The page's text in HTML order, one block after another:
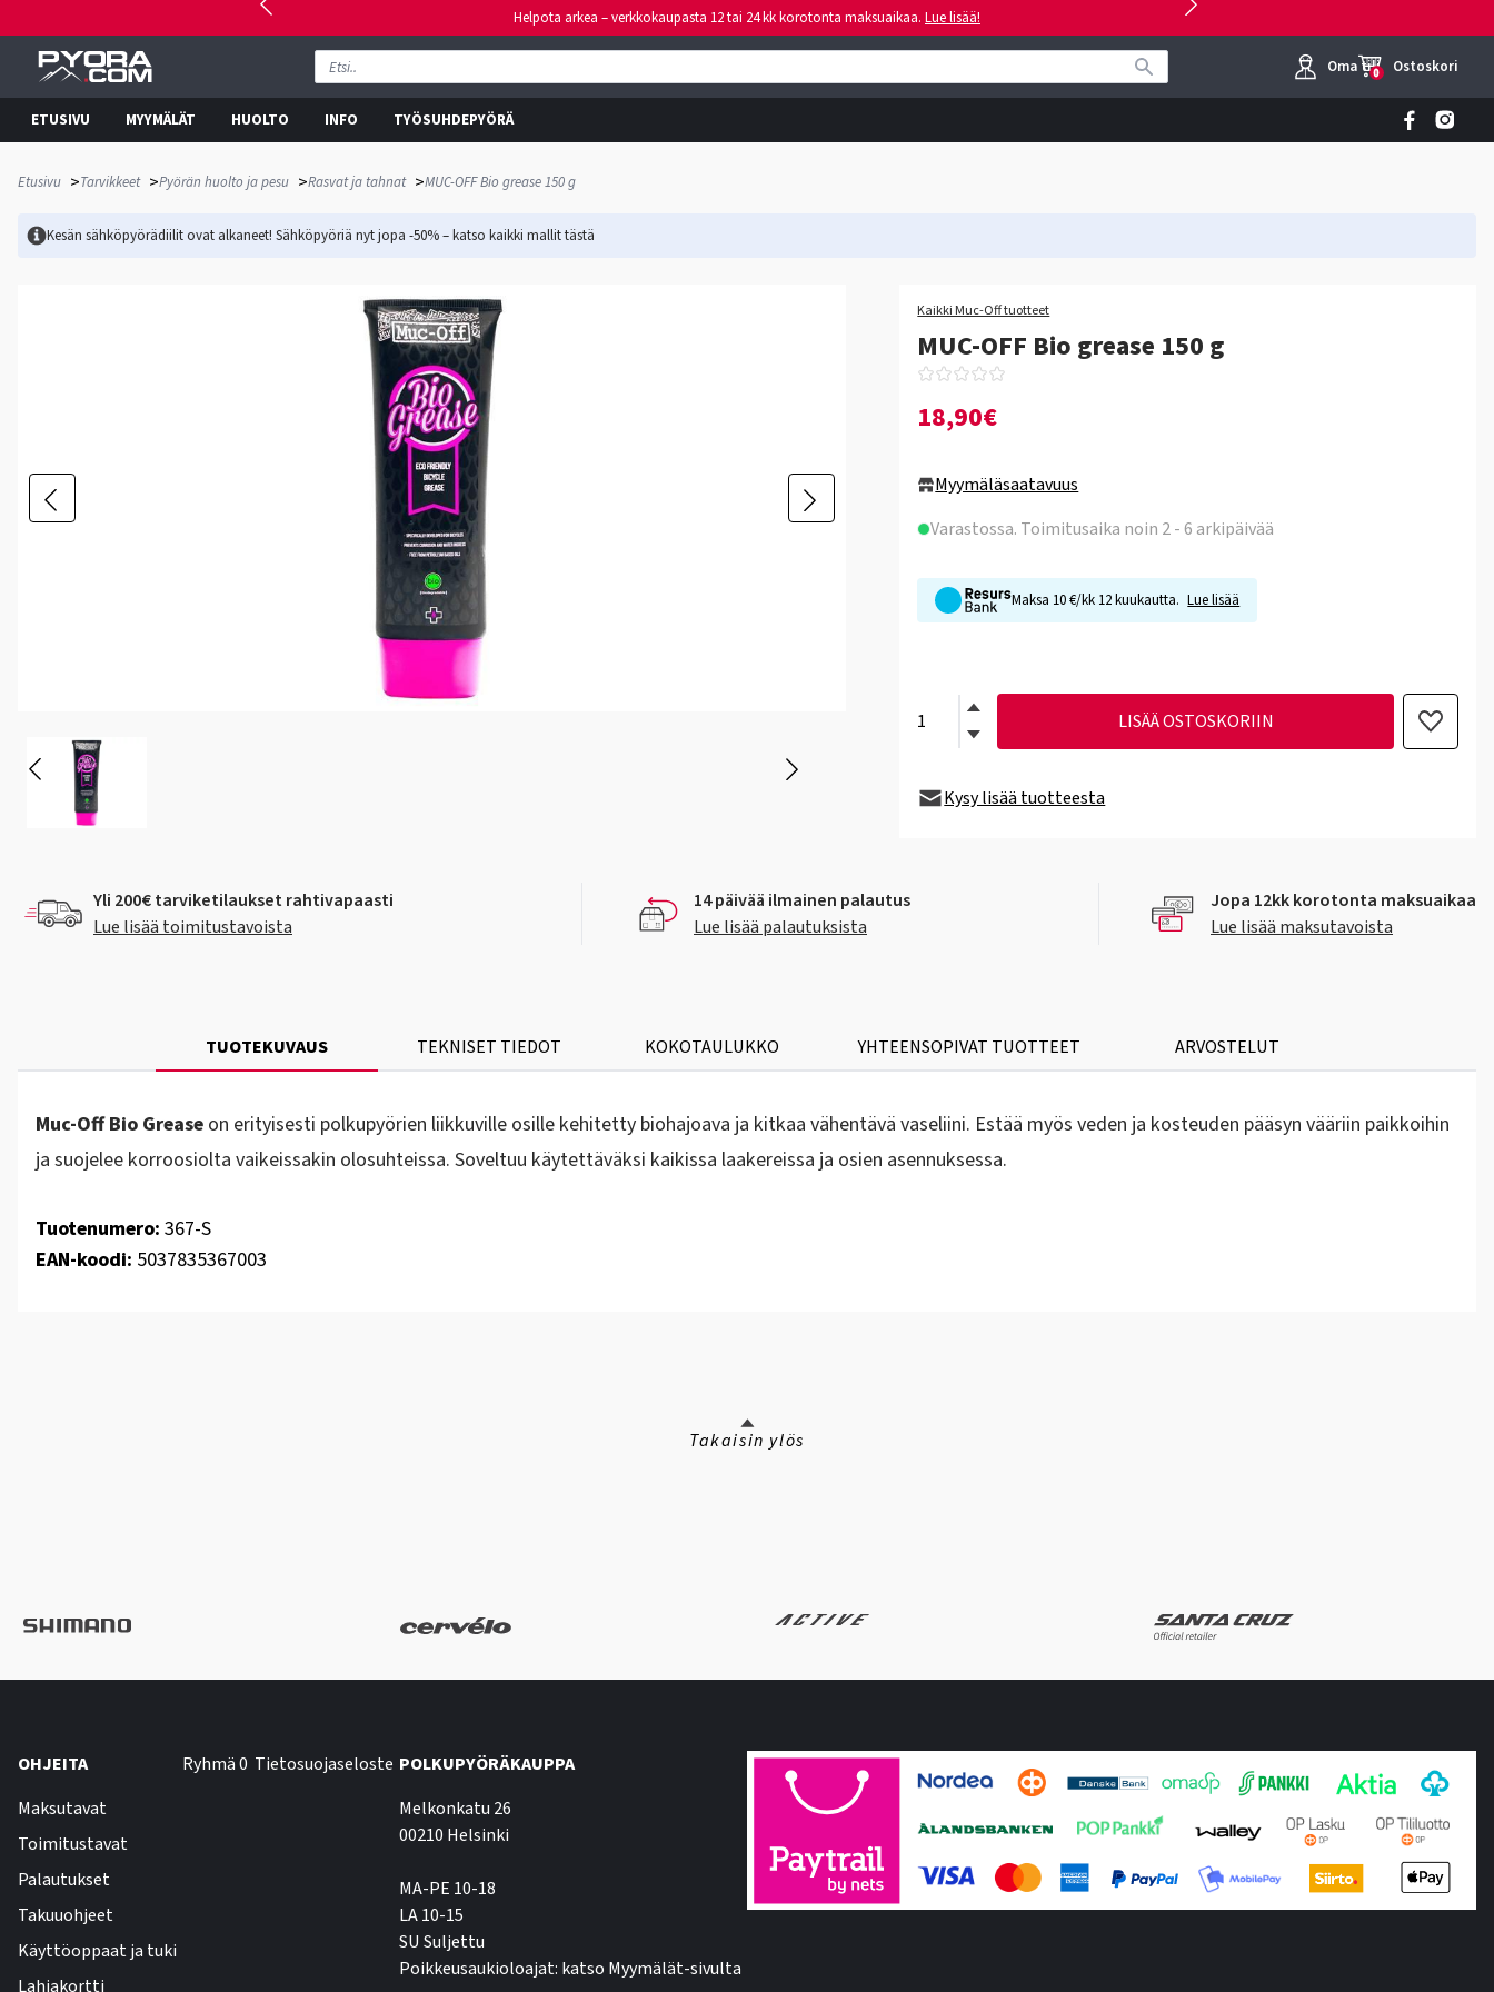
Helpota arkea – verkkokaupasta 12 tai 24 kk korotonta maksuaikaa. Lue lisää!
Oma tili
0 Ostoskori
ETUSIVU MYYMÄLÄT HUOLTO INFO TYÖSUHDEPYÖRÄ
Etusivu >Tarvikkeet >Pyörän huolto ja pesu >Rasvat ja tahnat >MUC-OFF Bio grease 150 g
Kesän sähköpyörädiilit ovat alkaneet! Sähköpyöriä nyt jopa -50% – katso kaikki mallittästä
Kaikki Muc-Off tuotteet
MUC-OFF Bio grease 150 g
18,90€
Myymäläsaatavuus
Varastossa. Toimitusaika noin 2 - 6 arkipäivää
Maksa 10 €/kk 12 kuukautta. Lue lisää
LISÄÄ OSTOSKORIIN
Kysy lisää tuotteesta
Yli 200€ tarviketilaukset rahtivapaasti
Lue lisää toimitustavoista
14 päivää ilmainen palautus
Lue lisää palautuksista
Jopa 12kk korotonta maksuaikaa
Lue lisää maksutavoista
TUOTEKUVAUS TEKNISET TIEDOT KOKOTAULUKKO YHTEENSOPIVAT TUOTTEET ARVOSTELUT
Muc-Off Bio Grease on erityisesti polkupyörien liikkuville osille kehitetty biohajoava ja kitkaa vähentävä vaseliini. Estää myös veden ja kosteuden pääsyn vääriin paikkoihin
ja suojelee korroosiolta vaikeissakin olosuhteissa. Soveltuu käytettäväksi kaikissa laakereissa ja osien asennuksessa.
Tuotenumero: 367-S
EAN-koodi: 5037835367003
Takaisin ylös
OHJEITA
Maksutavat
Toimitustavat
Palautukset
Takuuohjeet
Käyttöoppaat ja tuki
Lahjakortti
Ryhmä 0 Tietosuojaseloste POLKUPYÖRÄKAUPPA
Melkonkatu 26
00210 Helsinki
MA-PE 10-18
LA 10-15
SU Suljettu
Poikkeusaukioloajat: katso Myymälät-sivulta